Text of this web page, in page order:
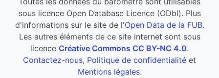
sous licence Open Database Licence (ODbl). Plus
d'informations sur le site de l'Open Data de la FUB.
Les autres éléments de ce site internet sont sous
licence Créative Commons CC BY-NC 4.0.
Contactez-nous, Politique de confidentialité et
Mentions légales.